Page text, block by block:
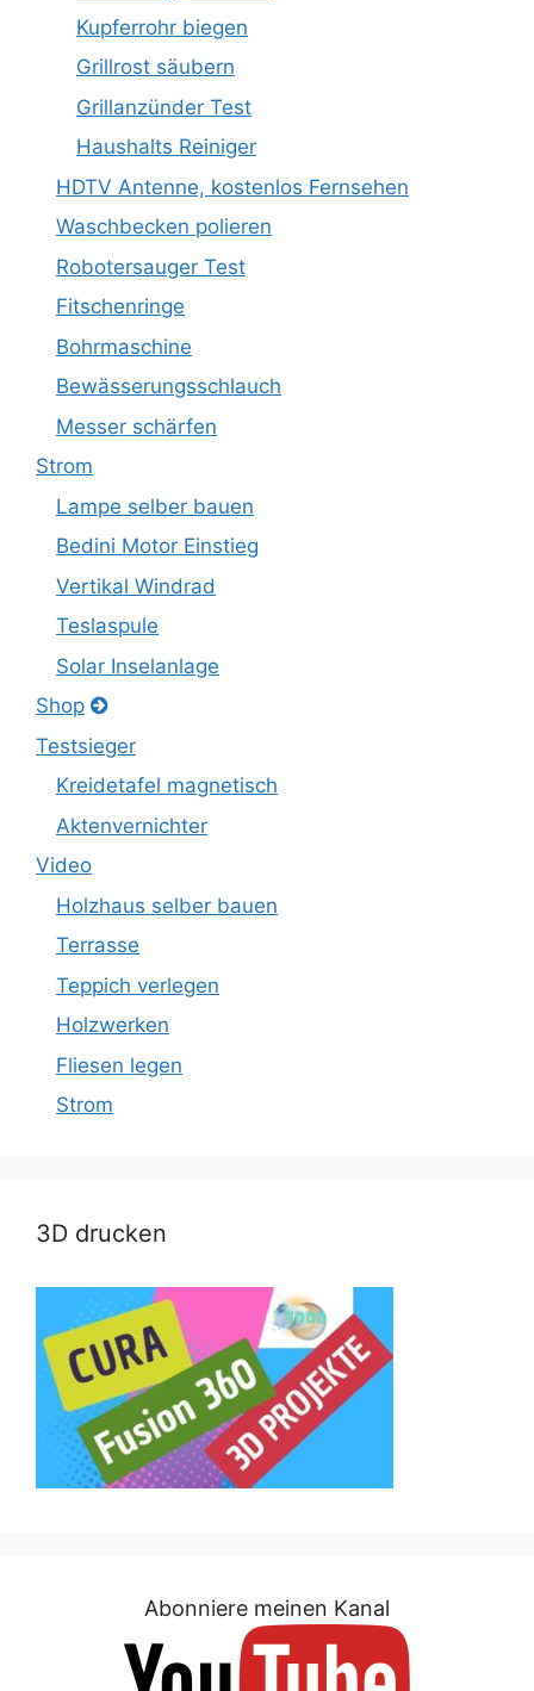
Kupferrohr biegen
Grillrost säubern
Grillanzünder Test
Haushalts Reiniger
HDTV Antenne, kostenlos Fernsehen
Waschbecken polieren
Robotersauger Test
Fitschenringe
Bohrmaschine
Bewässerungsschlauch
Messer schärfen
Strom
Lampe selber bauen
Bedini Motor Einstieg
Vertikal Windrad
Teslaspule
Solar Inselanlage
Shop
Testsieger
Kreidetafel magnetisch
Aktenvernichter
Video
Holzhaus selber bauen
Terrasse
Teppich verlegen
Holzwerken
Fliesen legen
Strom
3D drucken
Abonniere meinen Kanal